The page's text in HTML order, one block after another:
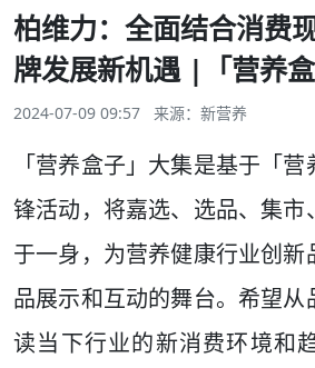
柏维力：全面结合消费
牌发展新机遇 |「营养
2024-07-09 09:57 来源： 新营养
「营养盒子」大集是基于「
锋活动，将嘉选、选品、集市
于一身，为营养健康行业创新
品展示和互动的舞台。希望
读当下行业的新消费环境和